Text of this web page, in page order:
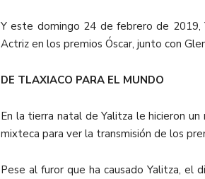
Y este domingo 24 de febrero de 2019,
Actriz en los premios Óscar, junto con
DE TLAXIACO PARA EL MUNDO
En la tierra natal de Yalitza le hicieron
mixteca para ver la transmisión de los
Pese al furor que ha causado Yalitza,